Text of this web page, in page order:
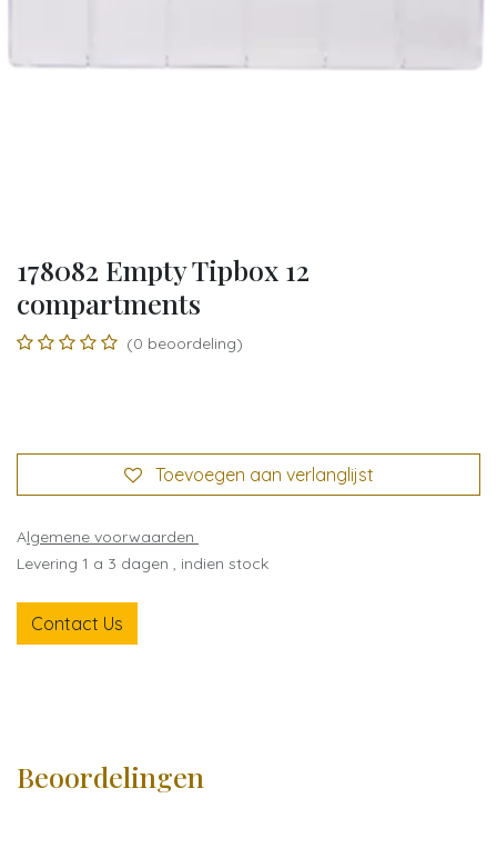
178082 Empty Tipbox 12
compartments
(0 beoordeling)
Toevoegen aan verlanglijst
Algemene voorwaarden
Levering 1 a 3 dagen , indien stock
Contact Us
Beoordelingen